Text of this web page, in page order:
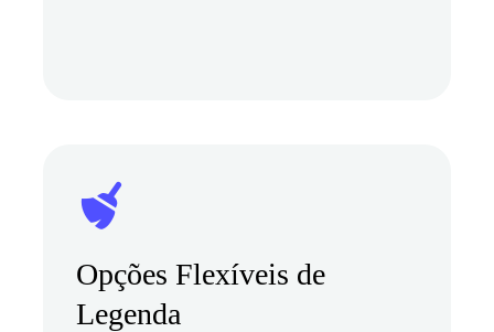
Opções Flexíveis de
Legenda